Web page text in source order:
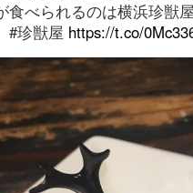
食べられるのは横浜珍獣
#珍獣屋 https://t.co/